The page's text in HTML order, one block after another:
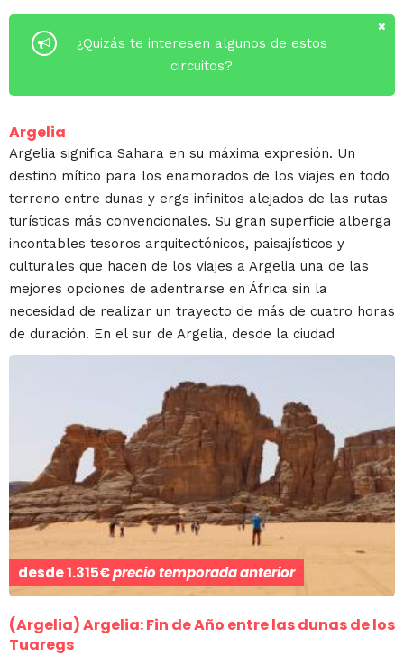
¿Quizás te interesen algunos de estos
circuitos?
Argelia
Argelia significa Sahara en su máxima expresión. Un
destino mítico para los enamorados de los viajes en todo
terreno entre dunas y ergs infinitos alejados de las rutas
turísticas más convencionales. Su gran superficie alberga
incontables tesoros arquitectónicos, paisajísticos y
culturales que hacen de los viajes a Argelia una de las
mejores opciones de adentrarse en África sin la
necesidad de realizar un trayecto de más de cuatro horas
de duración. En el sur de Argelia, desde la ciudad
desde1.315€precio temporada anterior
(Argelia)Argelia: Fin de Año entre las dunas de los
Tuaregs